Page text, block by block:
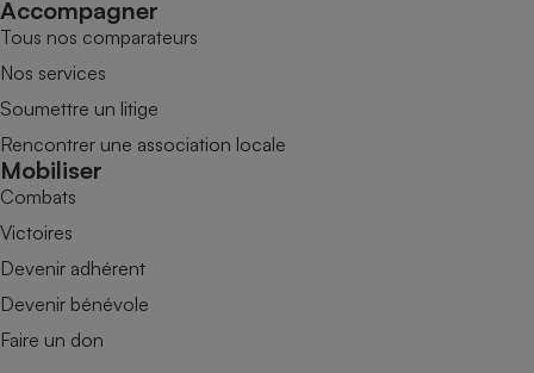
Accompagner
Tous nos comparateurs
Nos services
Soumettre un litige
Rencontrer une association locale
Mobiliser
Combats
Victoires
Devenir adhérent
Devenir bénévole
Faire un don